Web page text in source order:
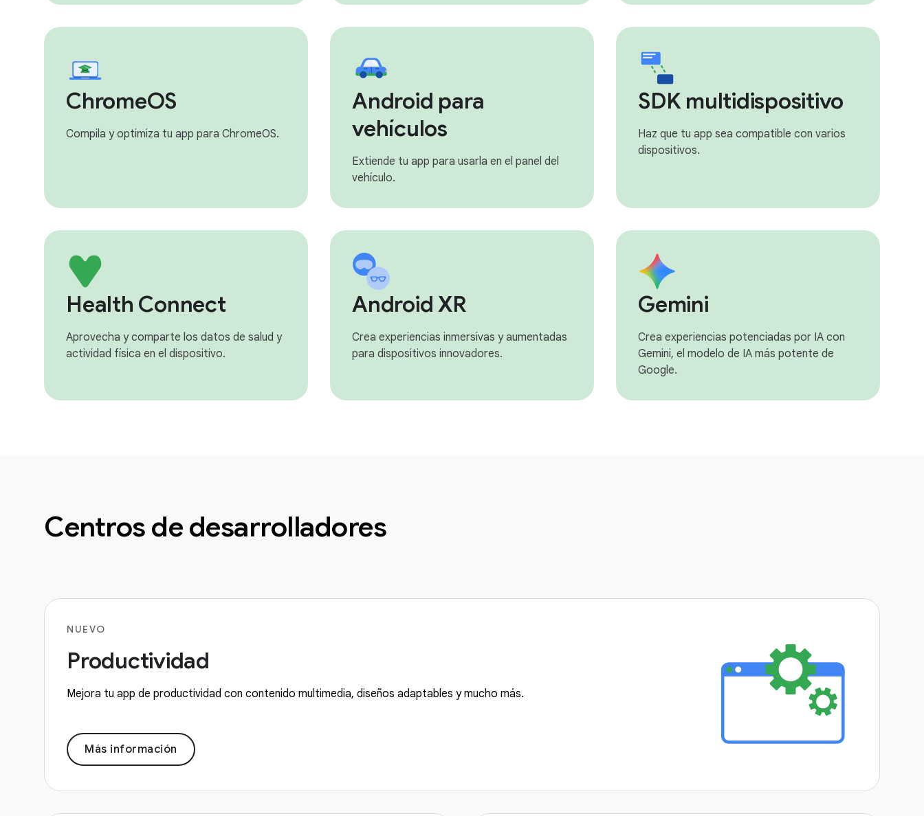
ChromeOS
Compila y optimiza tu app para ChromeOS.
Android para
vehículos
Extiende tu app para usarla en el panel del
vehículo.
SDK multidispositivo
Haz que tu app sea compatible con varios
dispositivos.
Health Connect
Aprovecha y comparte los datos de salud y
actividad física en el dispositivo.
Android XR
Crea experiencias inmersivas y aumentadas
para dispositivos innovadores.
Gemini
Crea experiencias potenciadas por IA con
Gemini, el modelo de IA más potente de
Google.
Centros de desarrolladores
NUEVO
Productividad
Mejora tu app de productividad con contenido multimedia, diseños adaptables y mucho más.
Más información